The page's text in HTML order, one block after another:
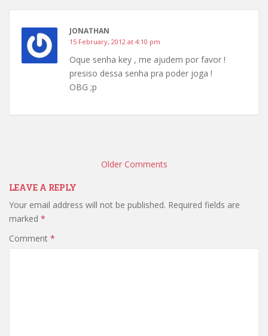
JONATHAN
15 February, 2012 at 4:10 pm
Oque senha key , me ajudem por favor !
presiso dessa senha pra poder joga !
OBG ;p
Older Comments
LEAVE A REPLY
Your email address will not be published. Required fields are
marked *
Comment *